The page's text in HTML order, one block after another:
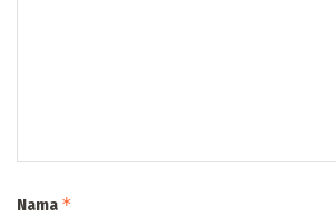
Nama *